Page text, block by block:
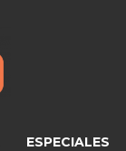
ESPECIALES